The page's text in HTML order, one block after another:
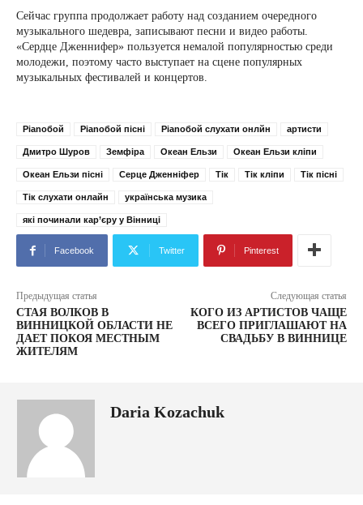
Сейчас группа продолжает работу над созданием очередного
музыкального шедевра, записывают песни и видео работы.
«Сердце Дженнифер» пользуется немалой популярностью среди
молодежи, поэтому часто выступает на сцене популярных
музыкальных фестивалей и концертов.
Pianoбой Pianoбой пісні Pianoбой слухати онлйн артисти
Дмитро Шуров Земфіра Океан Ельзи Океан Ельзи кліпи
Океан Ельзи пісні Серце Дженніфер Тік Тік кліпи Тік пісні
Тік слухати онлайн українська музика
які починали кар’єру у Вінниці
Facebook Twitter Pinterest
Предыдущая статья
СТАЯ ВОЛКОВ В
ВИННИЦКОЙ ОБЛАСТИ НЕ
ДАЕТ ПОКОЯ МЕСТНЫМ
ЖИТЕЛЯМ
Следующая статья
КОГО ИЗ АРТИСТОВ ЧАЩЕ
ВСЕГО ПРИГЛАШАЮТ НА
СВАДЬБУ В ВИННИЦЕ
Daria Kozachuk